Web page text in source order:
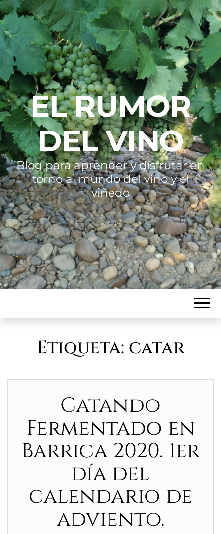
EL RUMOR
DEL VINO
Blog para aprender y disfrutar en
torno al mundo del vino y el
viñedo
Etiqueta: catar
Catando
Fermentado en
Barrica 2020. 1er
día del
calendario de
adviento.